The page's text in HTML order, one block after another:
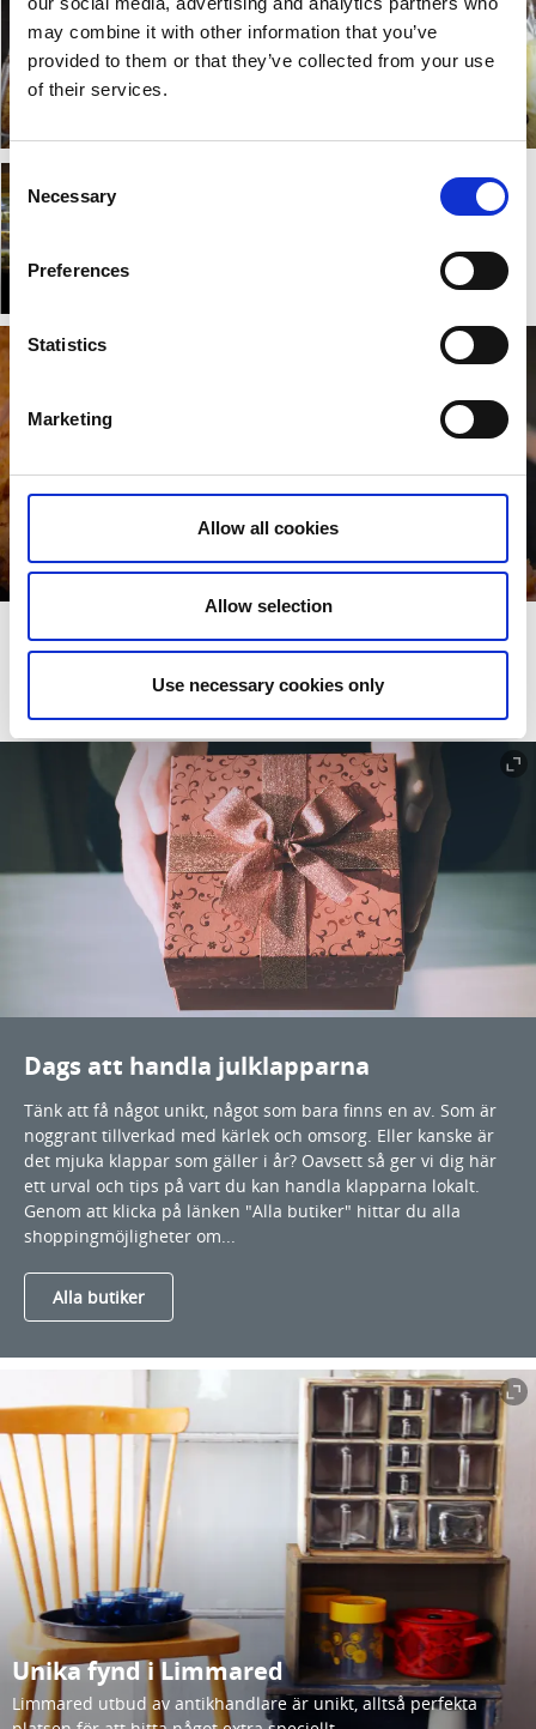
may combine it with other information that you’ve
provided to them or that they’ve collected from your use
of their services.
Consent
Selection
Necessary
Preferences
Statistics
Marketing
Allow all cookies
Allow selection
Use necessary cookies only
Gårdskassen - allt
på samma ställe
Karsbo Hjort - kött,
Saluhall
Limmareds Säteri - Julskinka med mera
Läs mer
Dags att handla julklapparna
Tänk att få något unikt, något som bara finns en av. Som är
noggrant tillverkad med kärlek och omsorg. Eller kanske är
det mjuka klappar som gäller i år? Oavsett så ger vi dig här
ett urval och tips på vart du kan handla klapparna lokalt.
Genom att klicka på länken "Alla butiker" hittar du alla
shoppingmöjligheter om...
Alla butiker
Unika fynd i Limmared
Limmared utbud av antikhandlare är unikt, alltså perfekta